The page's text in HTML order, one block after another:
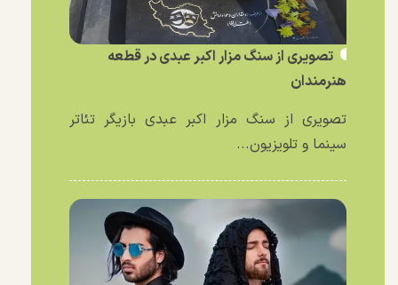
تصویری از سنگ مزار اکبر عبدی در قطعه
هنرمندان
تصویری از سنگ مزار اکبر عبدی بازیگر تئاتر
سینما و تلویزیون...